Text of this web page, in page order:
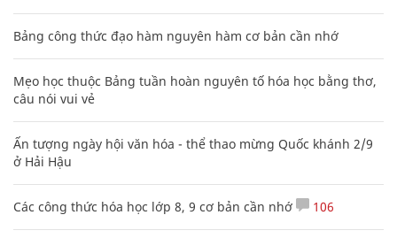
Bảng công thức đạo hàm nguyên hàm cơ bản cần nhớ
Mẹo học thuộc Bảng tuần hoàn nguyên tố hóa học bằng thơ,
câu nói vui vẻ
Ấn tượng ngày hội văn hóa - thể thao mừng Quốc khánh 2/9
ở Hải Hậu
Các công thức hóa học lớp 8, 9 cơ bản cần nhớ 106